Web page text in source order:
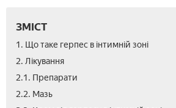
ЗМІСТ
1. Що таке герпес в інтимній зоні
2. Лікування
2.1. Препарати
2.2. Мазь